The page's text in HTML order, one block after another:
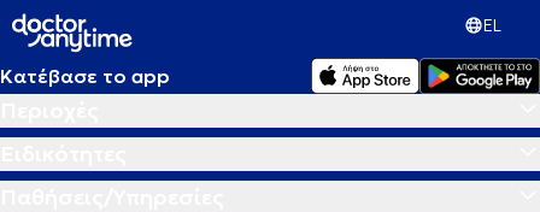
EL
Κατέβασε το app